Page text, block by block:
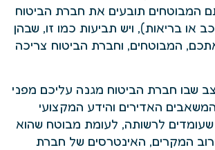
המבוטחים תובעים את חברת הביטוח
או בריאות), ויש תביעות כמו זו, שבהן
המבוטחים, וחברת הביטוח צריכה
שבו חברת הביטוח מגנה עליכם מפני
האדירים והידע המקצועי
לרשותה, לעומת מבוטח שהוא
המקרים, האינטרסים של חברת